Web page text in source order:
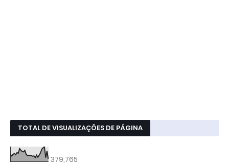
TOTAL DE VISUALIZAÇÕES DE PÁGINA
379,765